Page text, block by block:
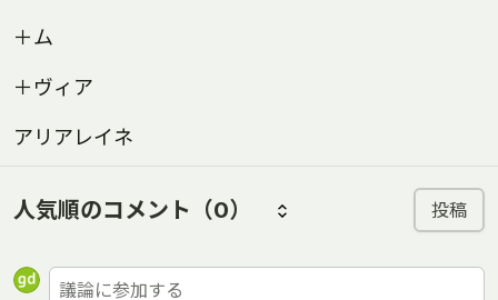
＋ム
＋ヴィア
アリアレイネ
人気順のコメント （0） 投稿